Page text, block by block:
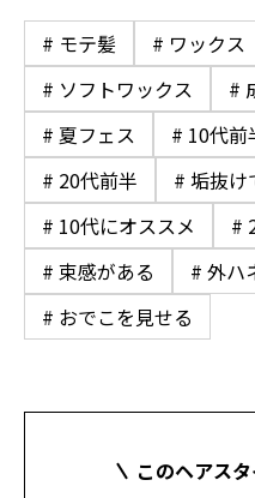
# モテ髪 # ワックス
# ソフトワックス
#
# 夏フェス
# 10代前
# 20代前半
# 垢抜け
# 10代にオススメ
#
# 束感がある
# 外ハ
# おでこを見せる
このヘアス